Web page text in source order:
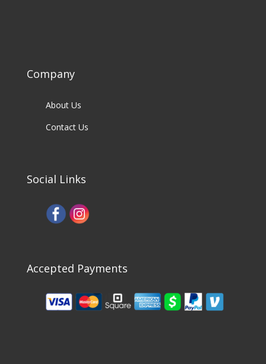
Company
About Us
Contact Us
Social Links
Accepted Payments